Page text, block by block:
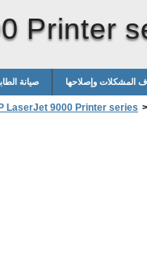
Printer
صيانة المشكلات وإصلاحها
LaserJet 9000 Printer series >